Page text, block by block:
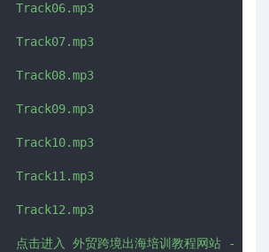
进入 外贸跨境出海培训教程网站 -